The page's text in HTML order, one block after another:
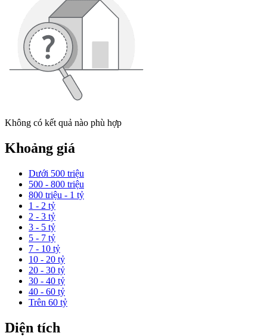
Không có kết quả nào phù hợp
Khoảng giá
Dưới 500 triệu
500 - 800 triệu
800 triệu - 1 tỷ
1 - 2 tỷ
2 - 3 tỷ
3 - 5 tỷ
5 - 7 tỷ
7 - 10 tỷ
10 - 20 tỷ
20 - 30 tỷ
30 - 40 tỷ
40 - 60 tỷ
Trên 60 tỷ
Diện tích